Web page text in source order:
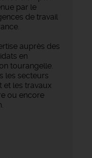
par le
de travail
auprès des
en
tourangelle.
les secteurs
et les travaux
ou encore